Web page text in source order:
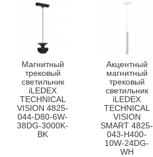
Магнитный
трековый
светильник
iLEDEX
TECHNICAL
VISION 4825-
044-D80-6W-
38DG-3000K-
BK
Акцентный
магнитный
трековый
светильник
iLEDEX
TECHNICAL
VISION
SMART 4825-
043-H400-
10W-24DG-
WH